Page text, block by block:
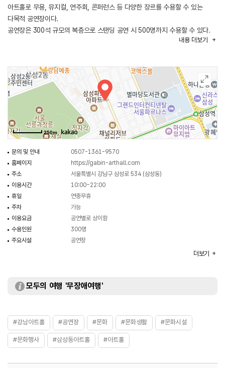
아트홀로 무용, 뮤지컬, 연주회, 콘퍼런스 등 다양한 장르를 수용할 수 있는
다목적 공연장이다.
공연장은 300석 규모의 복층으로 스탠딩 공연 시 500명까지 수용할 수 있다.
공연뿐만 아니라 세미나 또는 연회장으로 사용할 수 있으며, 카페와 야외
내용 더보기
250m
문의 및 안내
0507-1361-9570
홈페이지
https://gabin-arthall.com
주소
서울특별시 강남구 삼성로 534 (삼성동)
이용시간
10:00~22:00
휴일
연중무휴
주차
가능
이용요금
공연별로 상이함
수용인원
300명
주요시설
공연장
더보기
모두의 여행 '무장애여행'
#강남아트홀 #공연장 #문화 #문화생활 #문화시설
#문화행사 #삼성동아트홀 #아트홀